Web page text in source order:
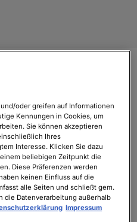
20, 2024
oder greifen auf Informationen
Kennungen in Cookies, um
Sie können akzeptieren
Ihres
Interesse. Klicken Sie dazu
beliebigen Zeitpunkt die
Diese Präferenzen werden
keinen Einfluss auf die
alle Seiten und schließt gem.
die Datenverarbeitung außerhalb
Impressum